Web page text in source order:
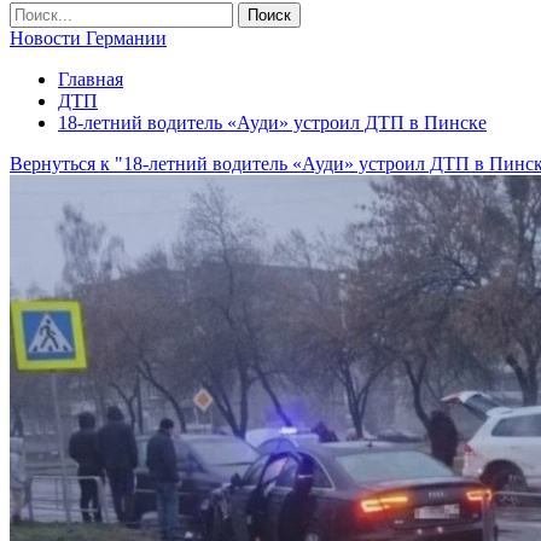
Новости Германии
Главная
ДТП
18-летний водитель «Ауди» устроил ДТП в Пинске
Вернуться к "18-летний водитель «Ауди» устроил ДТП в